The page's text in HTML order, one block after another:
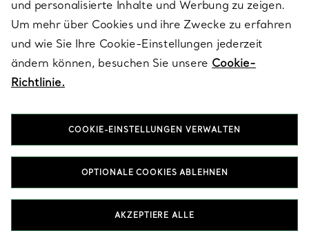
Nach Kategorie ansehen
und personalisierte Inhalte und Werbung zu zeigen.
Um mehr über Cookies und ihre Zwecke zu erfahren
und wie Sie Ihre Cookie-Einstellungen jederzeit
ändern können, besuchen Sie unsere Cookie-
Richtlinie.
COOKIE-EINSTELLUNGEN VERWALTEN
OPTIONALE COOKIES ABLEHNEN
AKZEPTIERE ALLE